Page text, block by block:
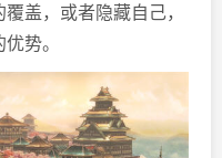
盖，或者隐藏自己，
势。